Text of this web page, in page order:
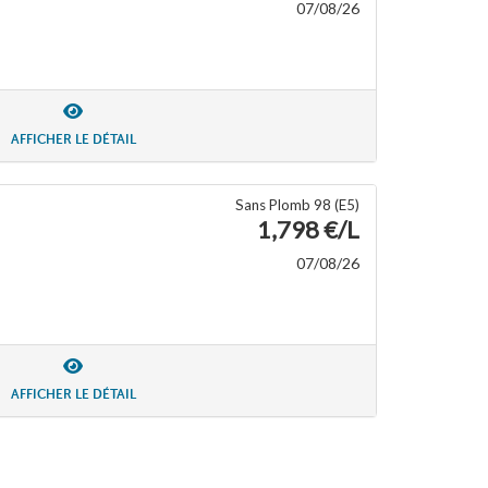
07/08/26
AFFICHER LE DÉTAIL
Sans Plomb 98 (E5)
1,798 €/L
07/08/26
AFFICHER LE DÉTAIL